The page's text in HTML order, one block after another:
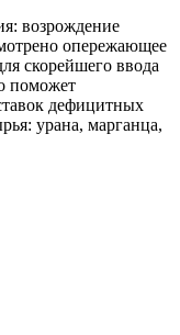
возрождение
опережающее
скорейшего ввода
поможет
дефицитных
урана, марганца,